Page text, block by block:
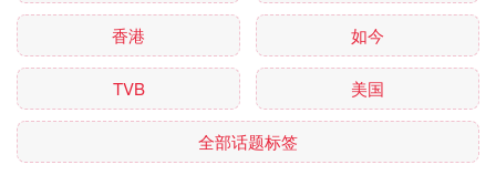
香港 如今
TVB 美国
全部话题标签